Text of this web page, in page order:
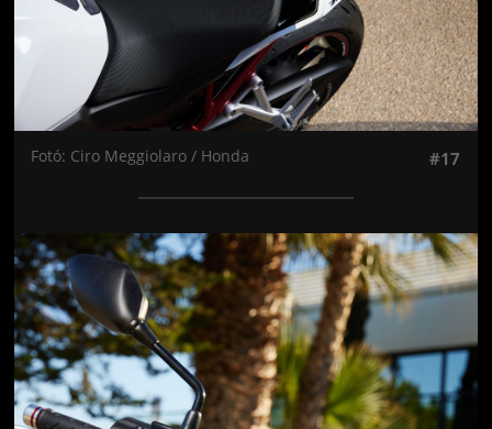
Fotó: Ciro Meggiolaro / Honda #17
Jön még kép!